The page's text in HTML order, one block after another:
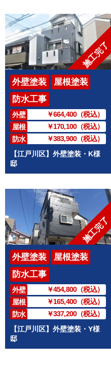
施工完了
外壁塗装
屋根塗装
防水工事
外壁
￥664,400（税込）
屋根
￥170,100（税込）
防水
￥383,900（税込）
【江戸川区】外壁塗装・K様
邸
施工完了
外壁塗装
屋根塗装
防水工事
外壁
￥454,800（税込）
屋根
￥165,400（税込）
防水
￥337,200（税込）
【江戸川区】外壁塗装・Y様
邸